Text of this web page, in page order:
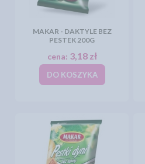
MAKAR - DAKTYLE BEZ
PESTEK 200G
cena: 3,18 zł
DO KOSZYKA